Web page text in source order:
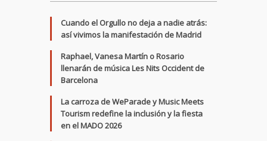
Cuando el Orgullo no deja a nadie atrás:
así vivimos la manifestación de Madrid
Raphael, Vanesa Martín o Rosario
llenarán de música Les Nits Occident de
Barcelona
La carroza de WeParade y Music Meets
Tourism redefine la inclusión y la fiesta
en el MADO 2026